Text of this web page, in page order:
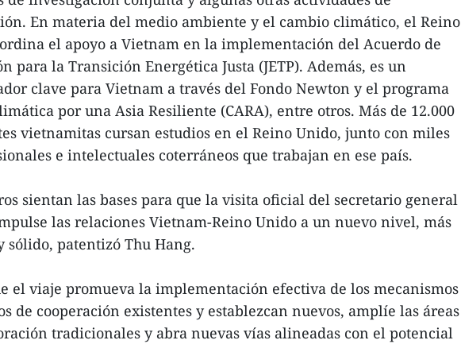
En materia del medio ambiente y el cambio climático, el Reino
el apoyo a Vietnam en la implementación del Acuerdo de
para la Transición Energética Justa (JETP). Además, es un
clave para Vietnam a través del Fondo Newton y el programa
por una Asia Resiliente (CARA), entre otros. Más de 12.000
vietnamitas cursan estudios en el Reino Unido, junto con miles
e intelectuales coterráneos que trabajan en ese país.
sientan las bases para que la visita oficial del secretario general
las relaciones Vietnam-Reino Unido a un nuevo nivel, más
sólido, patentizó Thu Hang.
el viaje promueva la implementación efectiva de los mecanismos
de cooperación existentes y establezcan nuevos, amplíe las áreas
tradicionales y abra nuevas vías alineadas con el potencial